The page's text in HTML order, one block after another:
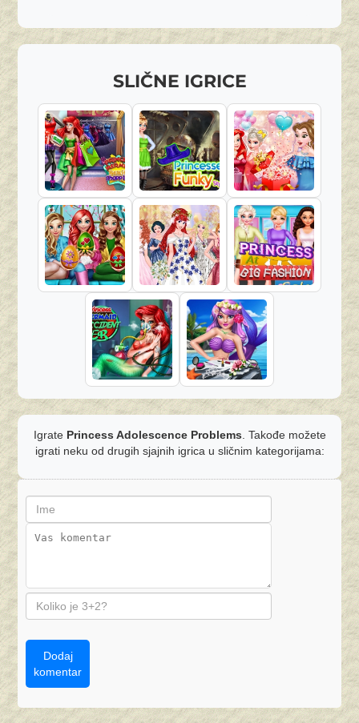
SLIČNE IGRICE
Igrate Princess Adolescence Problems . Takođe možete
igrati neku od drugih sjajnih igrica u sličnim kategorijama:
Dodaj
komentar